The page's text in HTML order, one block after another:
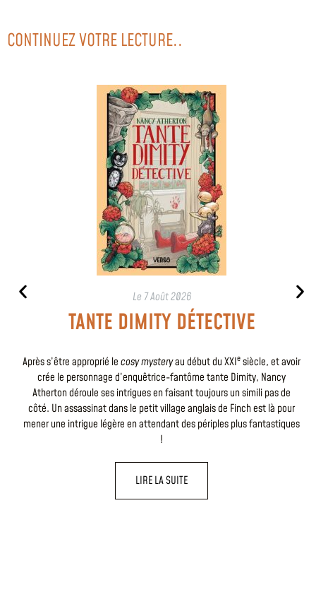
CONTINUEZ VOTRE LECTURE..
Le 7 Août 2026
TANTE DIMITY DÉTECTIVE
Après s’être approprié lecosy mysteryau début du XXIesiècle, et avoir
crée le personnage d’enquêtrice-fantôme tante Dimity, Nancy
Atherton déroule ses intrigues en faisant toujours un simili pas de
côté. Un assassinat dans le petit village anglais de Finch est là pour
mener une intrigue légère en attendant des périples plus fantastiques
!
LIRE LA SUITE